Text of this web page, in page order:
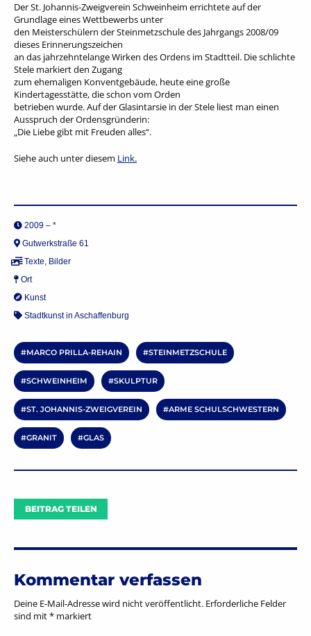
Der St. Johannis-Zweigverein Schweinheim errichtete auf der
Grundlage eines Wettbewerbs unter
den Meisterschülern der Steinmetzschule des Jahrgangs 2008/09
dieses Erinnerungszeichen
an das jahrzehntelange Wirken des Ordens im Stadtteil. Die schlichte
Stele markiert den Zugang
zum ehemaligen Konventgebäude, heute eine große
Kindertagesstätte, die schon vom Orden
betrieben wurde. Auf der Glasintarsie in der Stele liest man einen
Ausspruch der Ordensgründerin:
„Die Liebe gibt mit Freuden alles“.
Siehe auch unter diesem Link.
2009 – *
Gutwerkstraße 61
Texte, Bilder
Ort
Kunst
Stadtkunst in Aschaffenburg
MARCO PRILLA-REHAIN STEINMETZSCHULE
SCHWEINHEIM SKULPTUR
ST. JOHANNIS-ZWEIGVEREIN ARME SCHULSCHWESTERN
GRANIT GLAS
BEITRAG TEILEN
Kommentar verfassen
Deine E-Mail-Adresse wird nicht veröffentlicht. Erforderliche Felder
sind mit* markiert